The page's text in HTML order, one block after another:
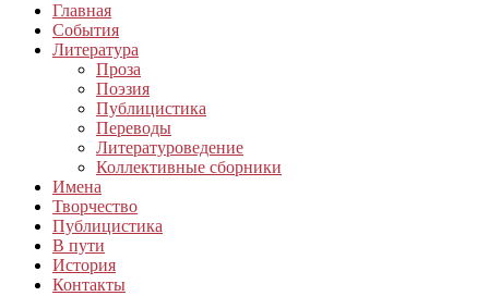
Главная
События
Литература
Проза
Поэзия
Публицистика
Переводы
Литературоведение
Коллективные сборники
Имена
Творчество
Публицистика
В пути
История
Контакты